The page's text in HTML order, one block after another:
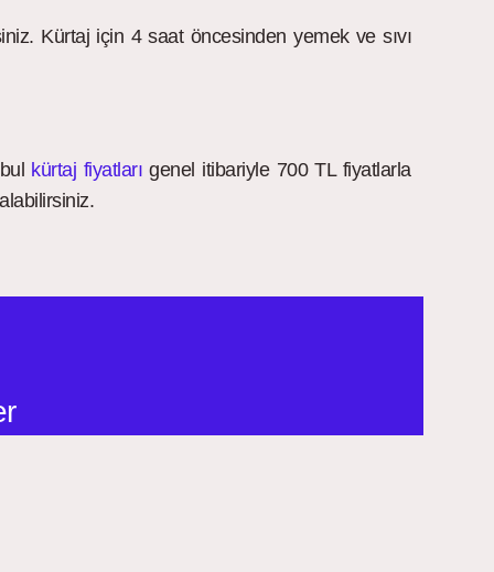
Kürtaj için 4 saat öncesinden yemek ve sıvı
kürtaj fiyatları genel itibariyle 700 TL fiyatlarla